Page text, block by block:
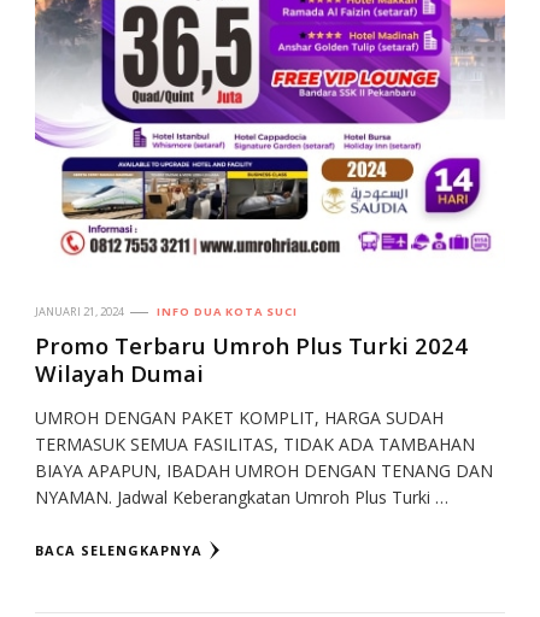
JANUARI 21, 2024 INFO DUA KOTA SUCI
Promo Terbaru Umroh Plus Turki 2024
Wilayah Dumai
UMROH DENGAN PAKET KOMPLIT, HARGA SUDAH
TERMASUK SEMUA FASILITAS, TIDAK ADA TAMBAHAN
BIAYA APAPUN, IBADAH UMROH DENGAN TENANG DAN
NYAMAN. Jadwal Keberangkatan Umroh Plus Turki …
BACA SELENGKAPNYA